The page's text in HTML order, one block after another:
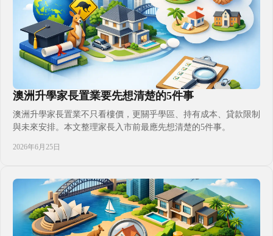
澳洲升學家長置業要先想清楚的5件事
澳洲升學家長置業不只看樓價，更關乎學區、持有成本、貸款限制
與未來安排。本文整理家長入市前最應先想清楚的5件事。
2026年6月25日